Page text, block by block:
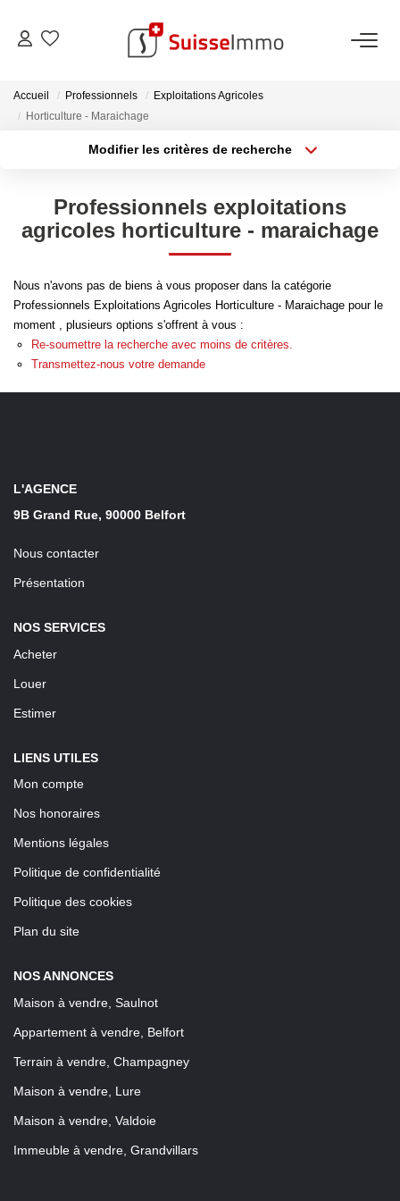
ACHETER
VENDRE
Estimer Votre Bien En Ligne
Consultez Les Avis Clients
Consultez Nos Dernières Ventes
Confiez-Nous La Recherche De Votre Location
Accueil Professionnels
Exploitations Agricoles
Horticulture - Maraichage
Modifier les critères de recherche
Sélectionnez...
Type de bien
Surface min
Créer une alerte
Professionnels exploitations
agricoles horticulture - maraichage
Nous n'avons pas de biens à vous proposer dans la catégorie
Professionnels Exploitations Agricoles Horticulture - Maraichage pour le
moment , plusieurs options s'offrent à vous :
Re-soumettre la recherche avec moins de critères.
Transmettez-nous votre demande
L'AGENCE
9B Grand Rue, 90000 Belfort
Nous contacter
Présentation
NOS SERVICES
Acheter
Louer
Estimer
LIENS UTILES
Mon compte
Nos honoraires
Mentions légales
Politique de confidentialité
Politique des cookies
Plan du site
NOS ANNONCES
Maison à vendre, Saulnot
Appartement à vendre, Belfort
Terrain à vendre, Champagney
Maison à vendre, Lure
Maison à vendre, Valdoie
Immeuble à vendre, Grandvillars